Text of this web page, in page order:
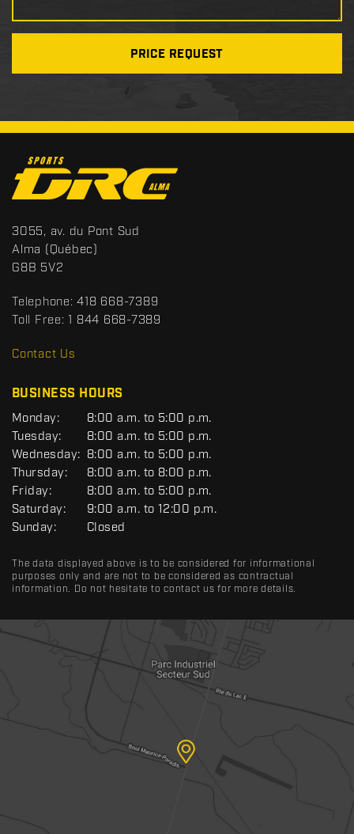
PRICE REQUEST
o
n
t
a
c
t
S
p
o
t
s
R
3055, av. du Pont Sud
Alma (Québec)
G8B 5V2
Telephone: 418 668-7389
Toll Free: 1 844 668-7389
Contact Us
BUSINESS HOURS
G
E
N
E
R
A
L
Monday:
8:00 a.m. to 5:00 p.m.
Tuesday:
8:00 a.m. to 5:00 p.m.
Wednesday: 8:00 a.m. to 5:00 p.m.
Thursday:
8:00 a.m. to 8:00 p.m.
Friday:
8:00 a.m. to 5:00 p.m.
Saturday:
9:00 a.m. to 12:00 p.m.
Sunday:
Closed
The data displayed above is to be considered for informational
purposes only and are not to be considered as contractual
information. Do not hesitate to contact us for more details.